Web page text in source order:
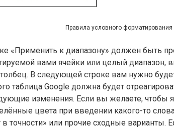
Правила условного форматирования
«Применить к диапазону» должен быть
вами ячейки или целый диапазон,
В следующей строке вам нужно
таблица Google должна будет
изменения. Если вы желаете, чтобы
цвета при введении какого-то
в точности» или прочие сходные варианты.